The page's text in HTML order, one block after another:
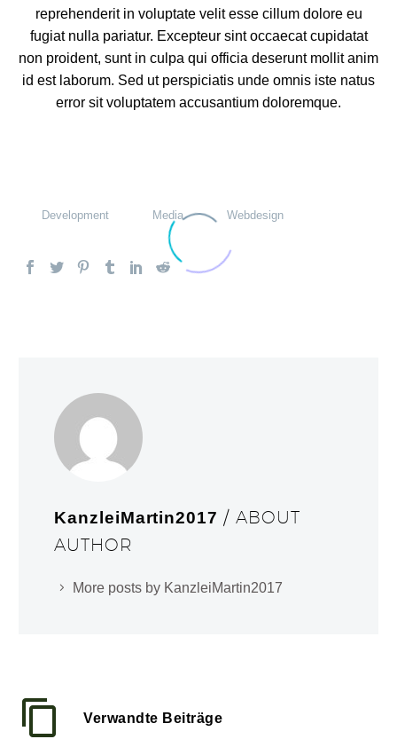
reprehenderit in voluptate velit esse cillum dolore eu
fugiat nulla pariatur. Excepteur sint occaecat cupidatat
non proident, sunt in culpa qui officia deserunt mollit anim
id est laborum. Sed ut perspiciatis unde omnis iste natus
error sit voluptatem accusantium doloremque.
Development Media Webdesign
KanzleiMartin2017 / ABOUT
AUTHOR
More posts by KanzleiMartin2017
Verwandte Beiträge